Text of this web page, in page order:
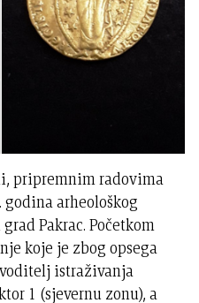
pripremnim radovima
arheološkog
Pakrac. Početkom
koje je zbog opsega
istraživanja
1 (sjevernu zonu), a